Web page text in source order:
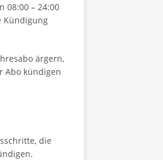
08:00 – 24:00
Kündigung
ärgern,
Abo kündigen
die